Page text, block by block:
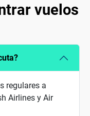
vuelos
regulares a
Airlines y Air